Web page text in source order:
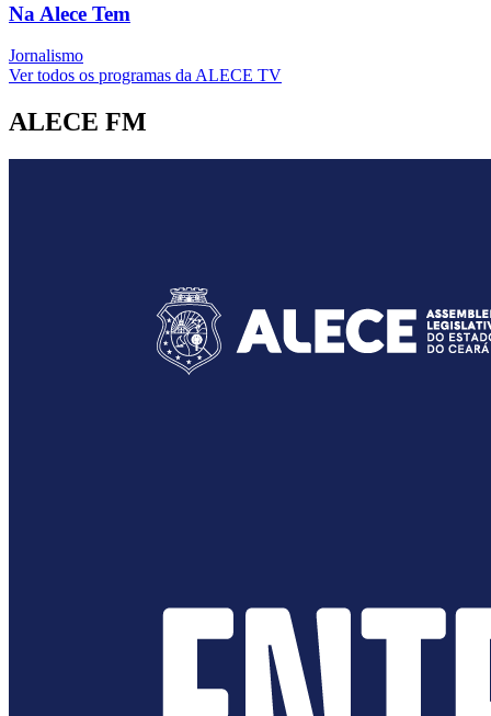
Na Alece Tem
Jornalismo
Ver todos os programas da ALECE TV
ALECE FM